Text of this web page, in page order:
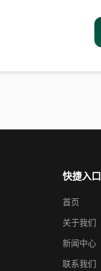
快捷入口
首页
关于我们
新闻中心
联系我们